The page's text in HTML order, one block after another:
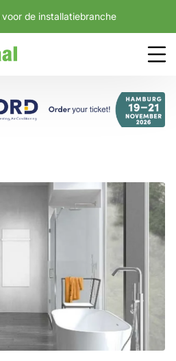
voor de installatiebranche